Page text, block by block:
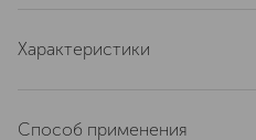
Характеристики
тип кожи
Способ применения